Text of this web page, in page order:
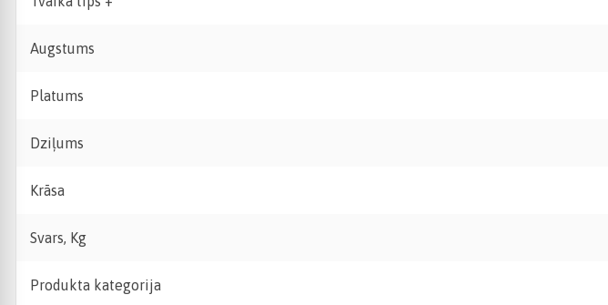
Augstums
Platums
Dziļums
Krāsa
Svars, Kg
Produkta kategorija